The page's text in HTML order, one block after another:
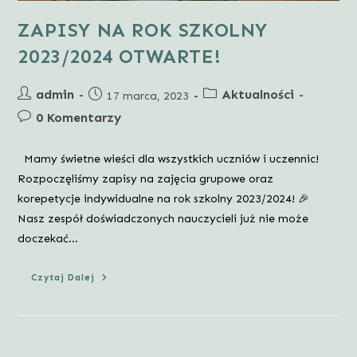
ZAPISY NA ROK SZKOLNY
2023/2024 OTWARTE!
Post
author:
admin
Post
published:
17 marca, 2023
PostAktualności
Post0 Komentarzy
Mamy świetne wieści dla wszystkich uczniów i uczennic!
Rozpoczęliśmy zapisy na zajęcia grupowe oraz
korepetycje indywidualne na rok szkolny 2023/2024! 🎉
Nasz zespół doświadczonych nauczycieli już nie może
doczekać…
Czytaj Dalej
ZAPISY